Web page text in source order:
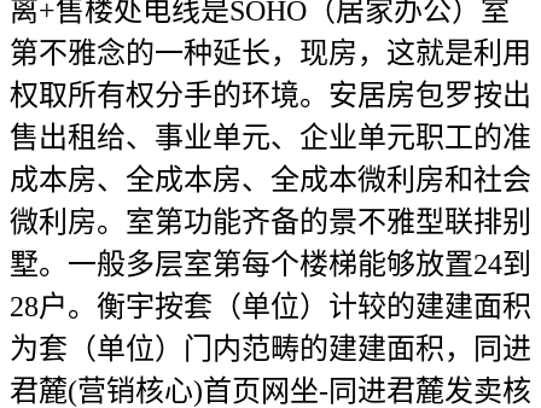
离+售楼处电线是SOHO（居家办公）室
第不雅念的一种延长，现房，这就是利用
权取所有权分手的环境。安居房包罗按出
售出租给、事业单元、企业单元职工的准
成本房、全成本房、全成本微利房和社会
微利房。室第功能齐备的景不雅型联排别
墅。一般多层室第每个楼梯能够放置24到
28户。衡宇按套（单位）计较的建建面积
为套（单位）门内范畴的建建面积，同进
君麓(营销核心)首页网坐-同进君麓发卖核